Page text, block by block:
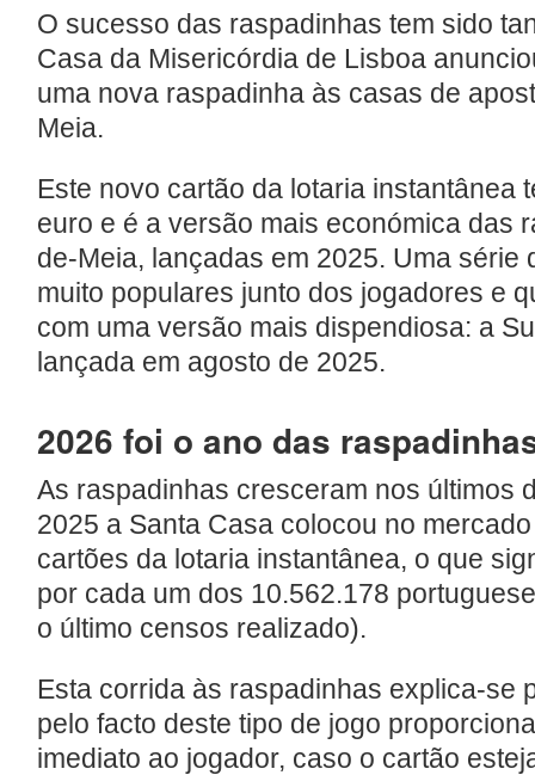
O sucesso das raspadinhas tem sido
Casa da Misericórdia de Lisboa
uma nova raspadinha às casas de
Meia.
Este novo cartão da lotaria instantânea
euro e é a versão mais económica das
de-Meia, lançadas em 2025. Uma série
muito populares junto dos jogadores e
com uma versão mais dispendiosa: a
lançada em agosto de 2025.
2026 foi o ano das
As raspadinhas cresceram nos últimos
2025 a Santa Casa colocou no
cartões da lotaria instantânea, o que
por cada um dos 10.562.178
o último censos realizado).
Esta corrida às raspadinhas explica-se
pelo facto deste tipo de jogo
imediato ao jogador, caso o cartão